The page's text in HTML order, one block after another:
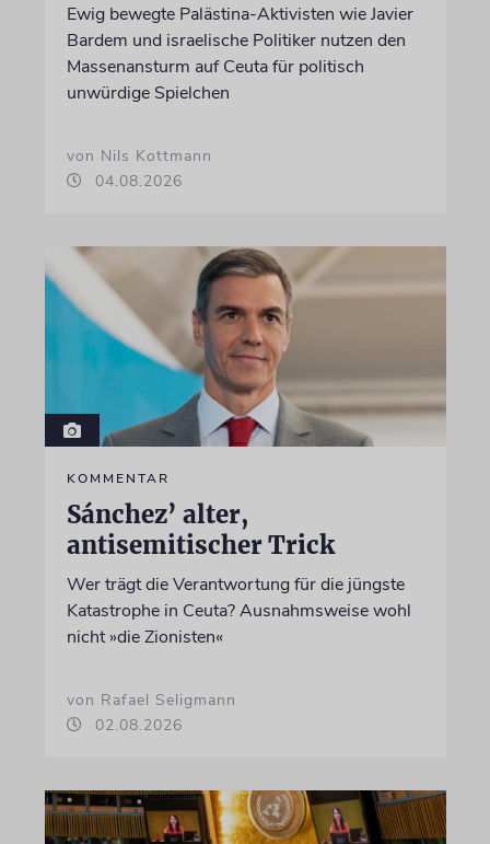
Ewig bewegte Palästina-Aktivisten wie Javier
Bardem und israelische Politiker nutzen den
Massenansturm auf Ceuta für politisch
unwürdige Spielchen
von Nils Kottmann
04.08.2026
KOMMENTAR
Sánchez’ alter,
antisemitischer Trick
Wer trägt die Verantwortung für die jüngste
Katastrophe in Ceuta? Ausnahmsweise wohl
nicht »die Zionisten«
von Rafael Seligmann
02.08.2026